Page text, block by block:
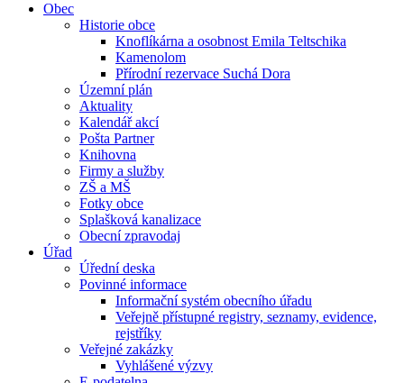
Obec
Historie obce
Knoflíkárna a osobnost Emila Teltschika
Kamenolom
Přírodní rezervace Suchá Dora
Územní plán
Aktuality
Kalendář akcí
Pošta Partner
Knihovna
Firmy a služby
ZŠ a MŠ
Fotky obce
Splašková kanalizace
Obecní zpravodaj
Úřad
Úřední deska
Povinné informace
Informační systém obecního úřadu
Veřejně přístupné registry, seznamy, evidence,
rejstříky
Veřejné zakázky
Vyhlášené výzvy